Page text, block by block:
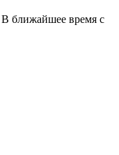
ближайшее время с